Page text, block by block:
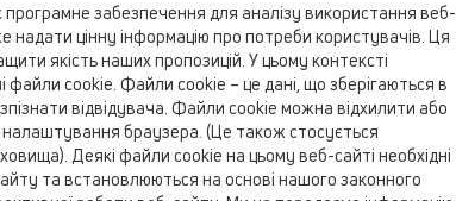
забезпечення для аналізу використання веб-
надати цінну інформацію про потреби користувачів. Ця
якість наших пропозицій. У цьому контексті
файли cookie. Файли cookie – це дані, що зберігаються в
відвідувача. Файли cookie можна відхилити або
браузера. (Це також стосується
Деякі файли cookie на цьому веб-сайті необхідні
та встановлюються на основі нашого законного